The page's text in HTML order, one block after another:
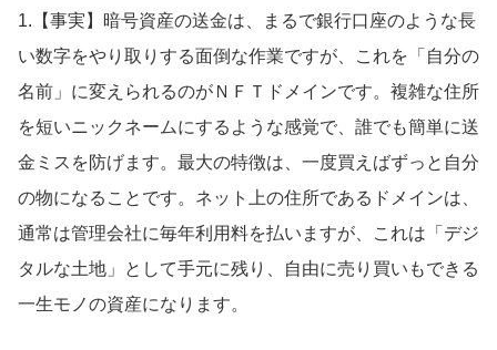
1.【事実】暗号資産の送金は、まるで銀行口座のような長
い数字をやり取りする面倒な作業ですが、これを「自分の
名前」に変えられるのがＮＦＴドメインです。複雑な住所
を短いニックネームにするような感覚で、誰でも簡単に送
金ミスを防げます。最大の特徴は、一度買えばずっと自分
の物になることです。ネット上の住所であるドメインは、
通常は管理会社に毎年利用料を払いますが、これは「デジ
タルな土地」として手元に残り、自由に売り買いもできる
一生モノの資産になります。